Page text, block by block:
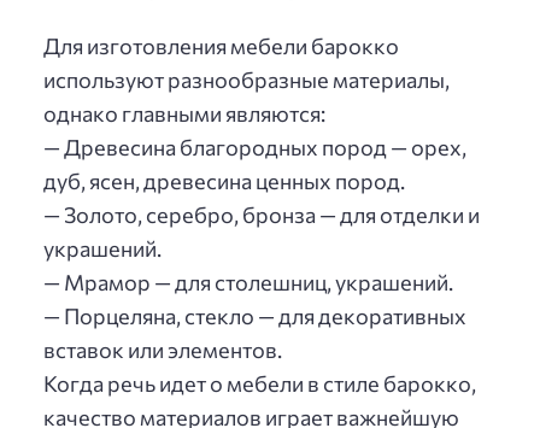
Для изготовления мебели барокко
используют разнообразные материалы,
однако главными являются:
— Древесина благородных пород — орех,
дуб, ясен, древесина ценных пород.
— Золото, серебро, бронза — для отделки и
украшений.
— Мрамор — для столешниц, украшений.
— Порцеляна, стекло — для декоративных
вставок или элементов.
Когда речь идет о мебели в стиле барокко,
качество материалов играет важнейшую